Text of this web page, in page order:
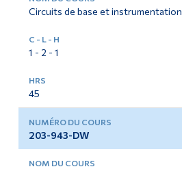
Circuits de base et instrumentation
1 - 2 - 1
45
203-943-DW